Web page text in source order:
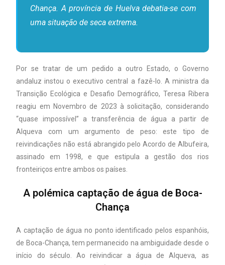
Chança. A província de Huelva debatia-se com
uma situação de seca extrema.
Por se tratar de um pedido a outro Estado, o Governo
andaluz instou o executivo central a fazê-lo. A ministra da
Transição Ecológica e Desafio Demográfico, Teresa Ribera
reagiu em Novembro de 2023 à solicitação, considerando
“quase impossível” a transferência de água a partir de
Alqueva com um argumento de peso: este tipo de
reivindicações não está abrangido pelo Acordo de Albufeira,
assinado em 1998, e que estipula a gestão dos rios
fronteiriços entre ambos os países.
A polémica captação de água de Boca-
Chança
A captação de água no ponto identificado pelos espanhóis,
de Boca-Chança, tem permanecido na ambiguidade desde o
início do século. Ao reivindicar a água de Alqueva, as